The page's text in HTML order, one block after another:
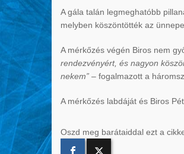
A gála talán legmeghatóbb
melyben köszöntötték az
A mérkőzés végén Biros nem
rendezvényért, és nagyon
nekem” – fogalmazott a
A mérkőzés labdáját és Biros
Oszd meg barátaiddal ezt a